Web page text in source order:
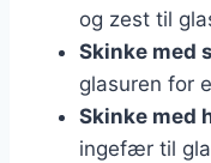
og zest til
Skinke med
glasuren for
Skinke med
ingefær til